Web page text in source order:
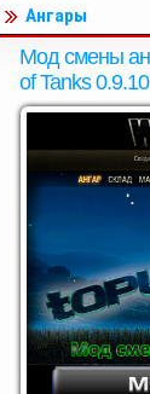
Ангары
Мод смены
of Tanks 0.9.10